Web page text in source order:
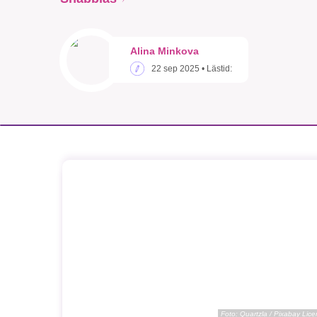
Alina Minkova
22 sep 2025 • Lästid:
Foto: Quartzla / Pixabay